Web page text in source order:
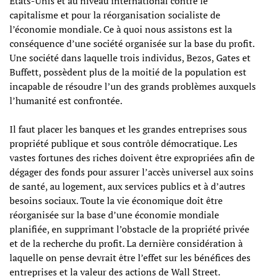
capitalisme et pour la réorganisation socialiste de
l’économie mondiale. Ce à quoi nous assistons est la
conséquence d’une société organisée sur la base du profit.
Une société dans laquelle trois individus, Bezos, Gates et
Buffett, possèdent plus de la moitié de la population est
incapable de résoudre l’un des grands problèmes auxquels
l’humanité est confrontée.
Il faut placer les banques et les grandes entreprises sous
propriété publique et sous contrôle démocratique. Les
vastes fortunes des riches doivent être expropriées afin de
dégager des fonds pour assurer l’accès universel aux soins
de santé, au logement, aux services publics et à d’autres
besoins sociaux. Toute la vie économique doit être
réorganisée sur la base d’une économie mondiale
planifiée, en supprimant l’obstacle de la propriété privée
et de la recherche du profit. La dernière considération à
laquelle on pense devrait être l’effet sur les bénéfices des
entreprises et la valeur des actions de Wall Street.